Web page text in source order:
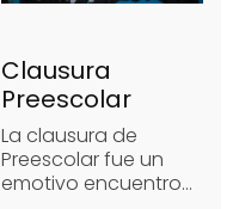
Clausura
Preescolar
La clausura de
Preescolar fue un
emotivo encuentro